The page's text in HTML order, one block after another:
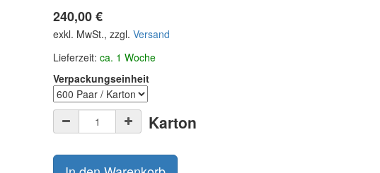
240,00€
exkl. MwSt., zzgl. Versand
Lieferzeit: ca. 1 Woche
Verpackungseinheit
Karton